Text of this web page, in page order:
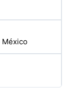
México